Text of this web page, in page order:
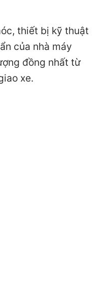
thiết bị kỹ thuật
của nhà máy
đồng nhất từ
xe.